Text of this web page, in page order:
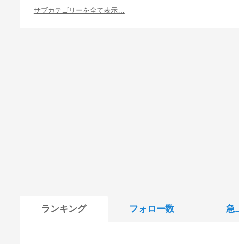
サブカテゴリーを全て表示…
ランキング フォロー数 急